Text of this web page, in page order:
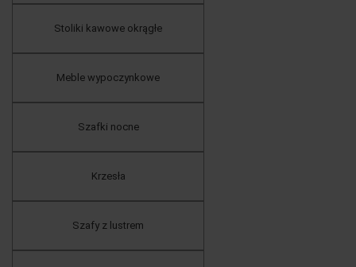
Stoliki kawowe okrągłe
Meble wypoczynkowe
Szafki nocne
Krzesła
Szafy z lustrem